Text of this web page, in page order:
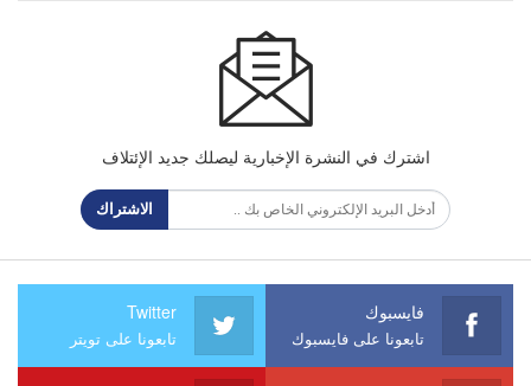
اشترك في النشرة الإخبارية ليصلك جديد الإئتلاف
الاشتراك
فايسبوك
تابعونا على فايسبوك
Twitter
تابعونا على تويتر